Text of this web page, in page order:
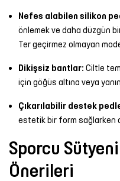
Nefes alabilen silikon
önlemek ve daha düzgün
Ter geçirmez olmayan
Dikişsiz bantlar: Ciltle
için göğüs altına veya
Çıkarılabilir destek
estetik bir form sağlarken
Sporcu
Önerileri